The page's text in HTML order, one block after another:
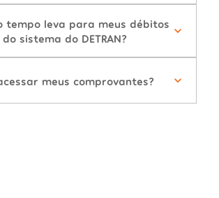
tempo leva para meus débitos
sistema do DETRAN?
meus comprovantes?